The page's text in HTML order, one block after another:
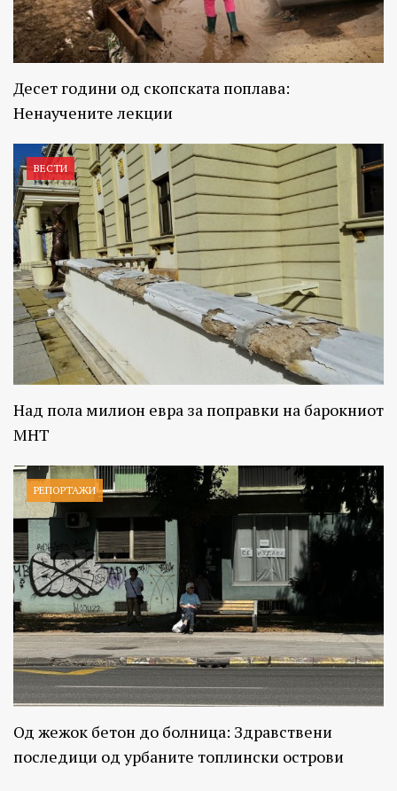
Десет години од скопската поплава:
Ненаучените лекции
ВЕСТИ
Над пола милион евра за поправки на барокниот
МНТ
РЕПОРТАЖИ
Од жежок бетон до болница: Здравствени
последици од урбаните топлински острови